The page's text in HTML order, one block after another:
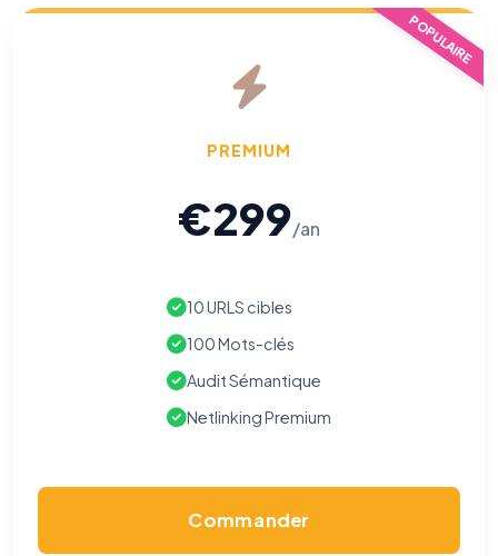
POPULAIRE
PREMIUM
€299/an
10 URLS cibles
100 Mots-clés
Audit Sémantique
Netlinking Premium
Commander